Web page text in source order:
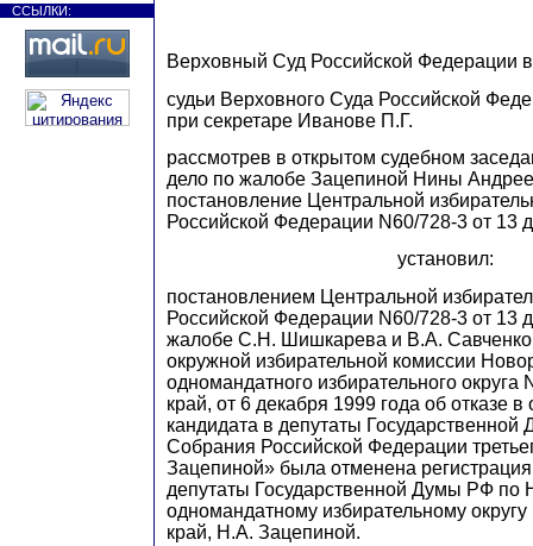
ССЫЛКИ:
Верховный Суд Российской Федерации
судьи Верховного Суда Российской
при секретаре Иванове П.Г.
рассмотрев в открытом судебном
дело по жалобе Зацепиной Нины
постановление Центральной
Российской Федерации N60/728-3 от 13
установил:
постановлением Центральной
Российской Федерации N60/728-3 от 13
жалобе С.Н. Ш ишкарева и В.А.
окружной избирательной комиссии
одномандатного избирательного округа
край, от 6 декабря 1999 года об отказе
кандидата в депутаты
Собрания Российской Федерации
Зацепиной» была отменена
депутаты Государственной Думы РФ по
одномандатному избирательному
край, Н .А. Зацепиной.